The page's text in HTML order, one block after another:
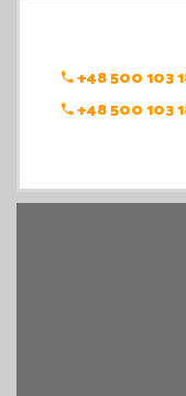
+48 500 103
+48 500 103